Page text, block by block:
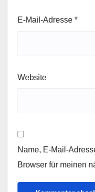
E-Mail-Adresse *
Website
Name, E-Mail-
Browser für meinen